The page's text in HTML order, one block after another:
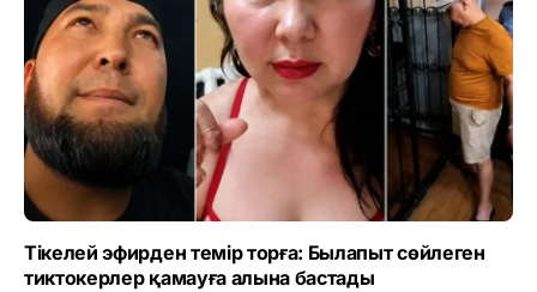
Тікелей эфирден темір торға: Былапыт сөйлеген
тиктокерлер қамауға алына бастады